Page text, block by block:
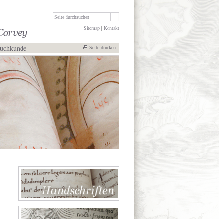
Sitemap | Kontakt
Seite drucken